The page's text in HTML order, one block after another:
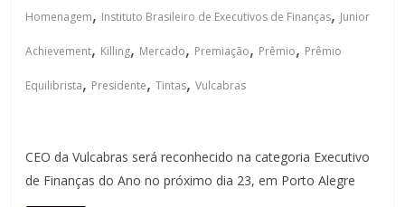
Homenagem, Instituto Brasileiro de Executivos de Finanças, Junior
Achievement, Killing, Mercado, Premiação, Prêmio, Prêmio
Equilibrista, Presidente,Tintas,Vulcabras
CEO da Vulcabras será reconhecido na categoria Executivo
de Finanças do Ano no próximo dia 23, em Porto Alegre